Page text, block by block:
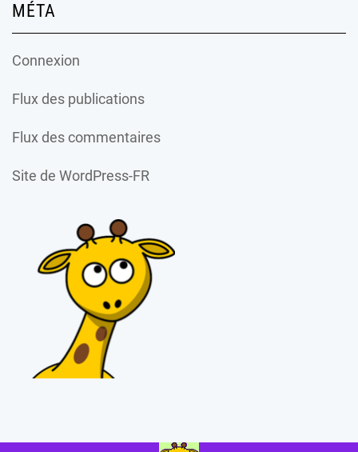
MÉTA
Connexion
Flux des publications
Flux des commentaires
Site de WordPress-FR